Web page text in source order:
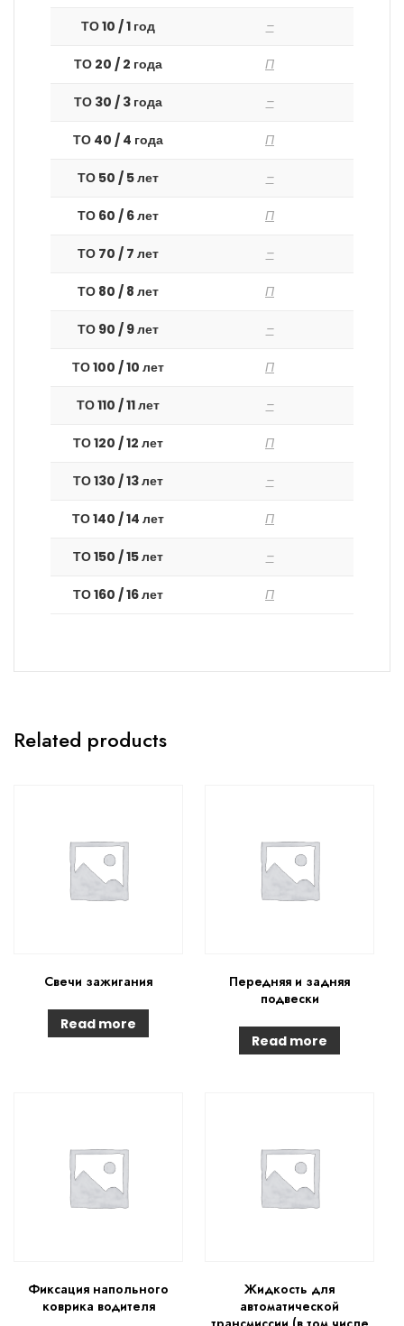
ТО 10 / 1 год –
ТО 20 / 2 года П
ТО 30 / 3 года –
ТО 40 / 4 года П
ТО 50 / 5 лет –
ТО 60 / 6 лет П
ТО 70 / 7 лет –
ТО 80 / 8 лет П
ТО 90 / 9 лет –
ТО 100 / 10 лет П
ТО 110 / 11 лет –
ТО 120 / 12 лет П
ТО 130 / 13 лет –
ТО 140 / 14 лет П
ТО 150 / 15 лет –
ТО 160 / 16 лет П
Related products
Свечи зажигания
Read more
Передняя и задняя
подвески
Read more
Фиксация напольного
коврика водителя
Жидкость для
автоматической